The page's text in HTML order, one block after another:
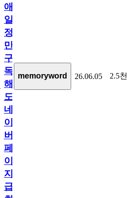
애
일
정
만
구
독
해
도
네
이
버
페
이
지
급!
memoryword 26.06.05 2.5천